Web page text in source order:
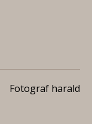
Fotograf harald